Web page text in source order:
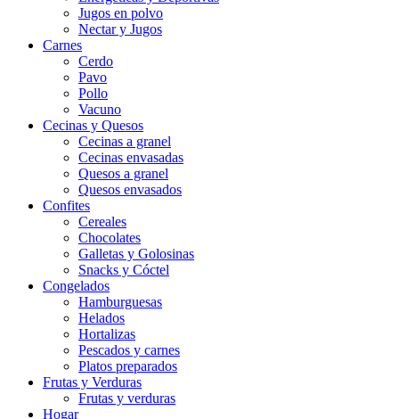
Jugos en polvo
Nectar y Jugos
Carnes
Cerdo
Pavo
Pollo
Vacuno
Cecinas y Quesos
Cecinas a granel
Cecinas envasadas
Quesos a granel
Quesos envasados
Confites
Cereales
Chocolates
Galletas y Golosinas
Snacks y Cóctel
Congelados
Hamburguesas
Helados
Hortalizas
Pescados y carnes
Platos preparados
Frutas y Verduras
Frutas y verduras
Hogar